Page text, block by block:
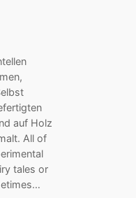
auf Holz
All of
tales or